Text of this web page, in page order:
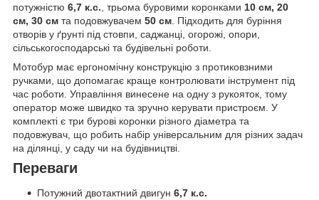
потужністю 6,7 к.с. , трьома буровими коронками 10 см, 20
см, 30 см та подовжувачем 50 см . Підходить для буріння
отворів у ґрунті під стовпи, саджанці, огорожі, опори,
сільськогосподарські та будівельні роботи.
Мотобур має ергономічну конструкцію з протиковзними
ручками, що допомагає краще контролювати інструмент під
час роботи. Управління винесене на одну з рукояток, тому
оператор може швидко та зручно керувати пристроєм. У
комплекті є три бурові коронки різного діаметра та
подовжувач, що робить набір універсальним для різних задач
на ділянці, у саду чи на будівництві.
Переваги
Потужний двотактний двигун 6,7 к.с.